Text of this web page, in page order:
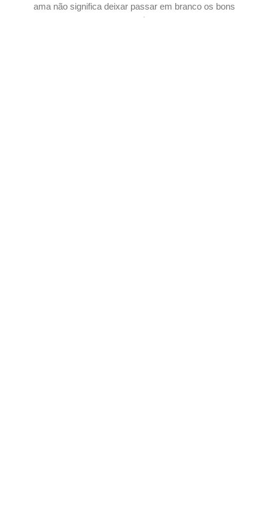
ama não significa deixar passar em branco os bons
momentos